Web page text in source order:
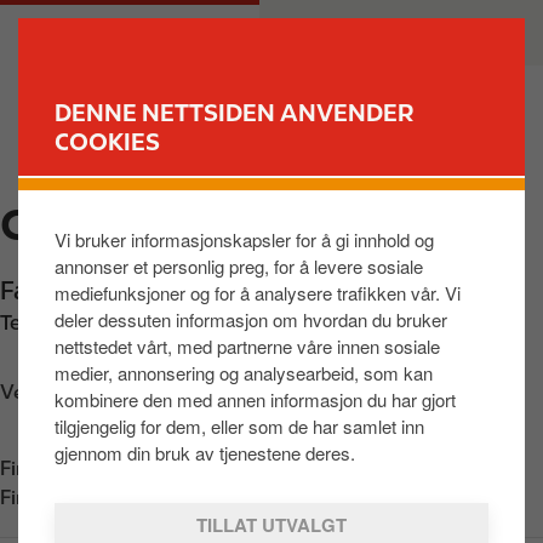
DENNE NETTSIDEN ANVENDER
COOKIES
Vi bruker informasjonskapsler for å gi innhold og
annonser et personlig preg, for å levere sosiale
mediefunksjoner og for å analysere trafikken vår. Vi
deler dessuten informasjon om hvordan du bruker
nettstedet vårt, med partnerne våre innen sosiale
medier, annonsering og analysearbeid, som kan
kombinere den med annen informasjon du har gjort
tilgjengelig for dem, eller som de har samlet inn
gjennom din bruk av tjenestene deres.
TILLAT UTVALGT
h
o
v
e
d
n
o
l
M
v
CIRCLE K MOLDE
Fannestrandvegen 68,Molde,6416,NO
Telefon: +4771257515
Veibeskrivelse
Finn oss i
Finn oss i